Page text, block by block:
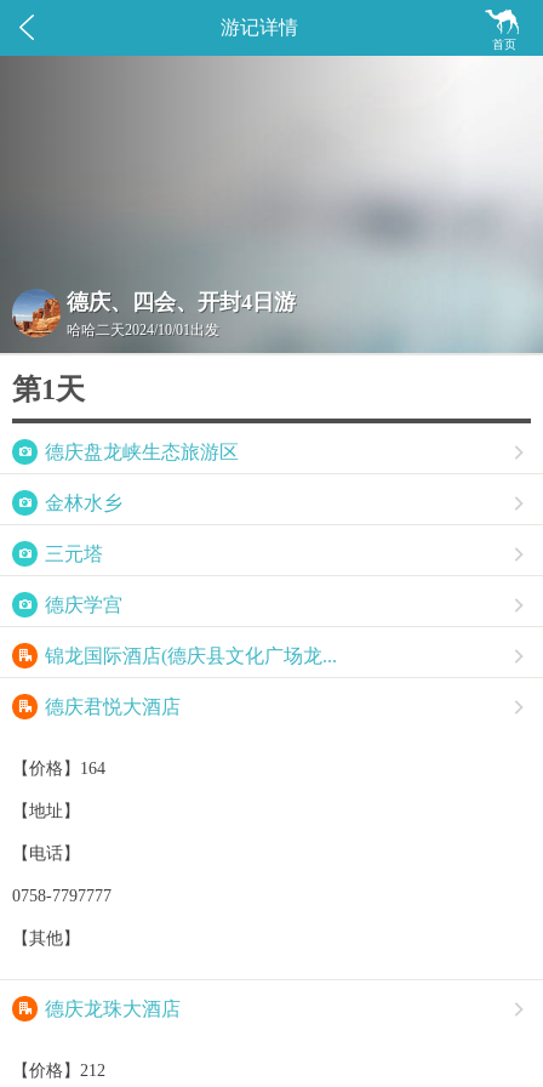
 
首页
游记详情
德庆、四会、开封4日游
哈哈二天2024/10/01出发
第1天
 德庆盘龙峡生态旅游区 
 金林水乡 
 三元塔 
 德庆学宫 
 锦龙国际酒店(德庆县文化广场龙... 
 德庆君悦大酒店 
【价格】164
【地址】
【电话】
0758-7797777
【其他】
 德庆龙珠大酒店 
【价格】212